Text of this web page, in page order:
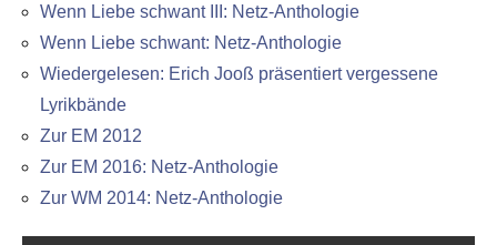
Wenn Liebe schwant III: Netz-Anthologie
Wenn Liebe schwant: Netz-Anthologie
Wiedergelesen: Erich Jooß präsentiert vergessene
Lyrikbände
Zur EM 2012
Zur EM 2016: Netz-Anthologie
Zur WM 2014: Netz-Anthologie